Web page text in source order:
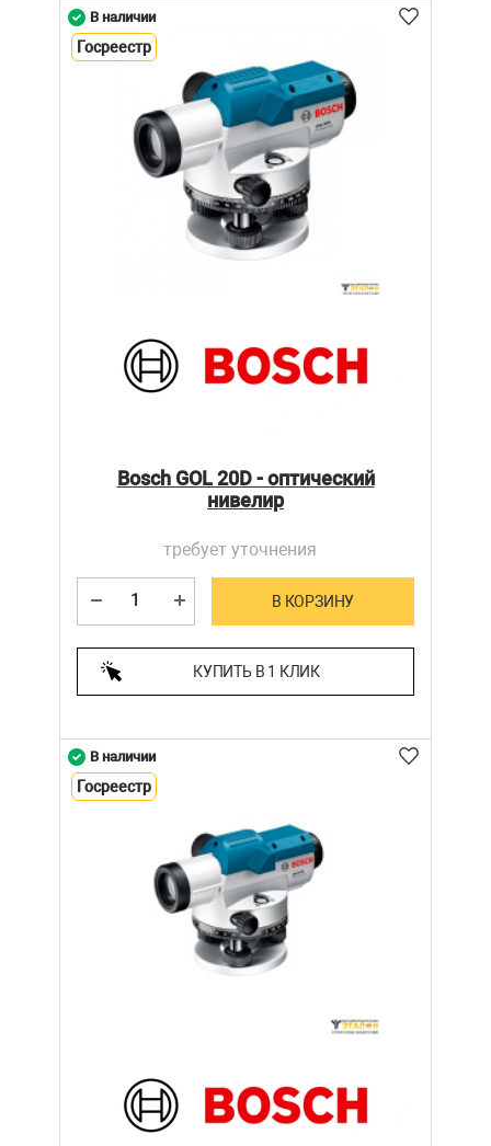
Bosch GOL 20D - оптический
нивелир
требует уточнения
В КОРЗИНУ
КУПИТЬ В 1 КЛИК
В наличии
Госреестр
В наличии
Госреестр